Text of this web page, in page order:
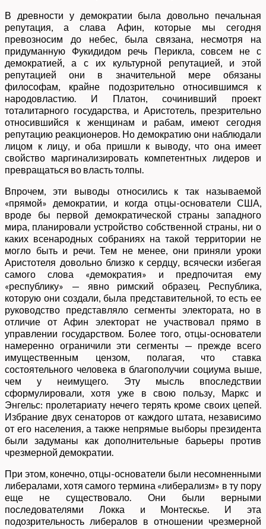
В древности у демократии была довольно печальная
репутация, а слава Афин, которые мы сегодня
превозносим до небес, была связана, несмотря на
придуманную Фукидидом речь Перикла, совсем не с
демократией, а с их культурной репутацией, и этой
репутацией они в значительной мере обязаны
философам, крайне подозрительно относившимся к
народовластию. И Платон, сочинивший проект
тоталитарного государства, и Аристотель, презрительно
относившийся к женщинам и рабам, имеют сегодня
репутацию реакционеров. Но демократию они наблюдали
лицом к лицу, и оба пришли к выводу, что она имеет
свойство маргинализировать компетентных лидеров и
превращаться во власть толпы.
Впрочем, эти выводы относились к так называемой
«прямой» демократии, и когда отцы-основатели США,
вроде бы первой демократической страны западного
мира, планировали устройство собственной страны, ни о
каких всенародных собраниях на такой территории не
могло быть и речи. Тем не менее, они приняли уроки
Аристотеля довольно близко к сердцу, всячески избегая
самого слова «демократия» и предпочитая ему
«республику» — явно римский образец. Республика,
которую они создали, была представительной, то есть ее
руководство представляло сегменты электората, но в
отличие от Афин электорат не участвовал прямо в
управлении государством. Более того, отцы-основатели
намеренно ограничили эти сегменты — прежде всего
имущественным цензом, полагая, что ставка
состоятельного человека в благополучии социума выше,
чем у неимущего. Эту мысль впоследствии
сформулировали, хотя уже в свою пользу, Маркс и
Энгельс: пролетариату нечего терять кроме своих цепей.
Избрание двух сенаторов от каждого штата, независимо
от его населения, а также непрямые выборы президента
были задуманы как дополнительные барьеры против
чрезмерной демократии.
При этом, конечно, отцы-основатели были несомненными
либералами, хотя самого термина «либерализм» в ту пору
еще не существовало. Они были верными
последователями Локка и Монтескье. И эта
подозрительность либералов в отношении чрезмерной